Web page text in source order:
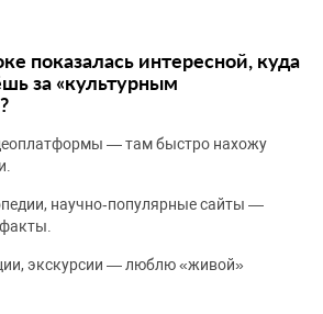
показалась интересной, куда
за «культурным
— там быстро нахожу
научно‑популярные сайты —
экскурсии — люблю «живой»